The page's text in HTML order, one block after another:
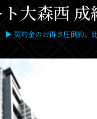
ト大森西
▶ 契約金のお得さ圧倒的。